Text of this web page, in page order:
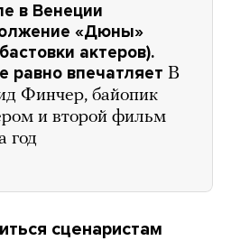
в Венеции
«Дюны»
актеров).
равно впечатляет В
Финчер, байопик
и второй фильм
год
сценаристам